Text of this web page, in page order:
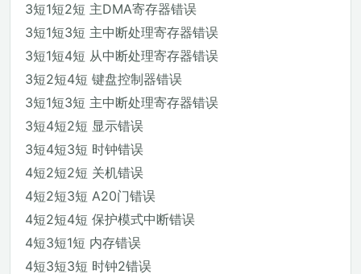
3短1短2短 主DMA寄存器错误
3短1短3短 主中断处理寄存器错误
3短1短4短 从中断处理寄存器错误
3短2短4短 键盘控制器错误
3短1短3短 主中断处理寄存器错误
3短4短2短 显示错误
3短4短3短 时钟错误
4短2短2短 关机错误
4短2短3短 A20门错误
4短2短4短 保护模式中断错误
4短3短1短 内存错误
4短3短3短 时钟2错误